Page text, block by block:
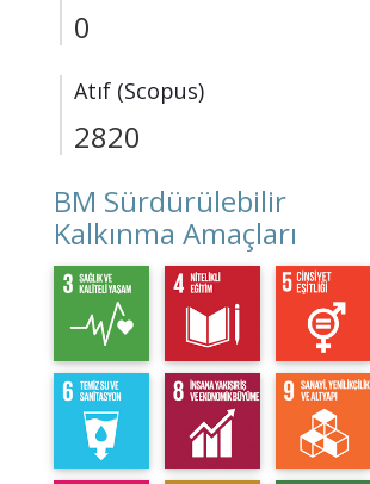
0
Atıf (Scopus)
2820
BM Sürdürülebilir
Kalkınma Amaçları